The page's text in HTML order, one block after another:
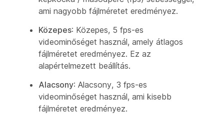
ami nagyobb fájlméretet eredményez.
Közepes: Közepes, 5 fps-es
videominőséget használ, amely átlagos
fájlméretet eredményez. Ez az
alapértelmezett beállítás.
Alacsony: Alacsony, 3 fps-es
videominőséget használ, ami kisebb
fájlméretet eredményez.